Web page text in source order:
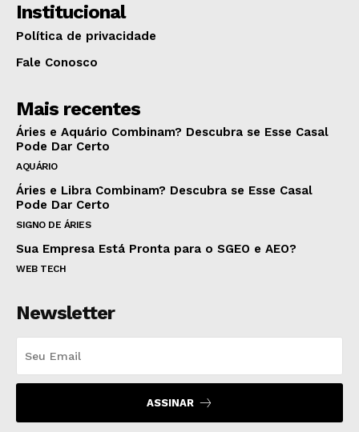
Institucional
Política de privacidade
Fale Conosco
Mais recentes
Áries e Aquário Combinam? Descubra se Esse Casal
Pode Dar Certo
AQUÁRIO
Áries e Libra Combinam? Descubra se Esse Casal
Pode Dar Certo
SIGNO DE ÁRIES
Sua Empresa Está Pronta para o SGEO e AEO?
WEB TECH
Newsletter
ASSINAR